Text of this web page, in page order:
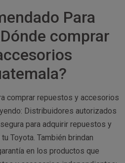
Para
comprar
comprar repuestos y accesorios
Distribuidores autorizados
para adquirir repuestos y
Toyota. También brindan
en los productos que